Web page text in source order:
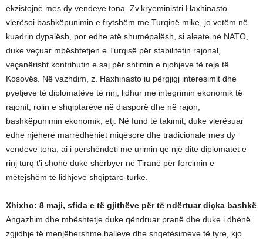
ekzistojnë mes dy vendeve tona. Zv.kryeministri Haxhinasto
vlerësoi bashkëpunimin e frytshëm me Turqinë mike, jo vetëm në
kuadrin dypalësh, por edhe atë shumëpalësh, si aleate në NATO,
duke veçuar mbështetjen e Turqisë për stabilitetin rajonal,
veçanërisht kontributin e saj për shtimin e njohjeve të reja të
Kosovës. Në vazhdim, z. Haxhinasto iu përgjigj interesimit dhe
pyetjeve të diplomatëve të rinj, lidhur me integrimin ekonomik të
rajonit, rolin e shqiptarëve në diasporë dhe në rajon,
bashkëpunimin ekonomik, etj. Në fund të takimit, duke vlerësuar
edhe njëherë marrëdhëniet miqësore dhe tradicionale mes dy
vendeve tona, ai i përshëndeti me urimin që një ditë diplomatët e
rinj turq t’i shohë duke shërbyer në Tiranë për forcimin e
mëtejshëm të lidhjeve shqiptaro-turke.
Xhixho: 8 maji, sfida e të gjithëve për të ndërtuar diçka bashkë
Angazhim dhe mbështetje duke qëndruar pranë dhe duke i dhënë
zgjidhje të menjëhershme halleve dhe shqetësimeve të tyre, kjo